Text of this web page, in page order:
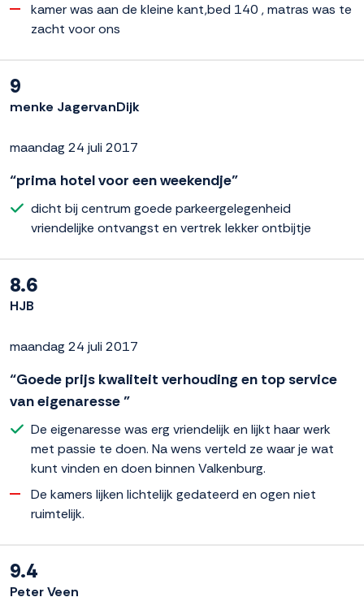
kamer was aan de kleine kant,bed 140 , matras was te
zacht voor ons
9
menke JagervanDijk
maandag 24 juli 2017
“prima hotel voor een weekendje”
dicht bij centrum goede parkeergelegenheid
vriendelijke ontvangst en vertrek lekker ontbijtje
8.6
HJB
maandag 24 juli 2017
“Goede prijs kwaliteit verhouding en top service
van eigenaresse ”
De eigenaresse was erg vriendelijk en lijkt haar werk
met passie te doen. Na wens verteld ze waar je wat
kunt vinden en doen binnen Valkenburg.
De kamers lijken lichtelijk gedateerd en ogen niet
ruimtelijk.
9.4
Peter Veen